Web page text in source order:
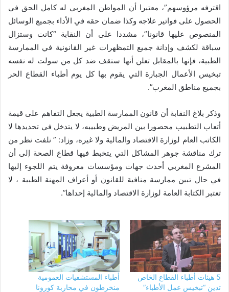
اقترفه مرؤوسهم”، معتبرا أن المواطن المغربي له كامل الحق في
الحصول على فواتير علاجه وكذا ضمان حقه في الأداء بجميع الوسائل
المنصوص عليها قانونا”، مشددا على أن النقابة “كانت وستزال
سباقة لكشف وإدانة جميع التمظهرات غير القانونية في الممارسة
الطبية، فإنها بالمقابل تعلن أنها ستقف ضد كل من سولت له نفسه
تبخيس الأعمال الجبارة التي يقوم بها كل يوم أطباء القطاع الحر
بجميع مناطق المغرب”.
وذكر بلاغ النقابة أن قانون الممارسة الطبية يجعل التفاهم على قيمة
أتعاب التطبيب محصورا بين المريض وطبيبه، لا يتدخل في تحديدها لا
الكاتب العام لوزارة الاقتصاد والمالية ولا غيره، وزاد: ” نلفت نظر من
ترك مناقشة جوهر المشاكل التي يتخبط فيها قطاع الصحة إلى أن
المشرع المغربي أحدث جهات ومؤسسات معروفة يتم اللجوء إليها
في حال تبين ممارسة منافية للقانون أو أعراف المهنة الطبية ، لا
تعتبر الكتابة العامة لوزارة الاقتصاد والمالية إحداها”.
5 هيئات أطباء القطاع الخاص
تدين “تبخيس عمل الأطباء”
أطباء المستشفيات العمومية
منخرطون في محاربة كورونا